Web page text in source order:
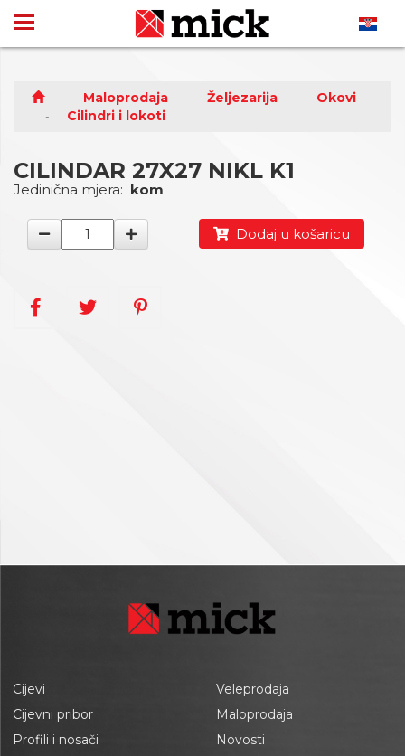
Maloprodaja Željezarija
Okovi
Cilindri i lokoti
CILINDAR 27X27 NIKL K1
Jedinična mjera: kom
Dodaj u košaricu
Cijevi
Cijevni pribor
Profili i nosači
Veleprodaja
Maloprodaja
Novosti